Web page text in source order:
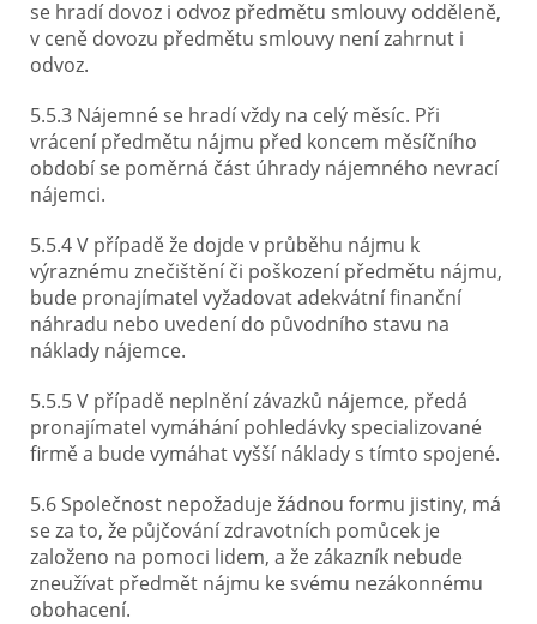
se hradí dovoz i odvoz předmětu smlouvy odděleně,
v ceně dovozu předmětu smlouvy není zahrnut i
odvoz.
5.5.3 Nájemné se hradí vždy na celý měsíc. Při
vrácení předmětu nájmu před koncem měsíčního
období se poměrná část úhrady nájemného nevrací
nájemci.
5.5.4 V případě že dojde v průběhu nájmu k
výraznému znečištění či poškození předmětu nájmu,
bude pronajímatel vyžadovat adekvátní finanční
náhradu nebo uvedení do původního stavu na
náklady nájemce.
5.5.5 V případě neplnění závazků nájemce, předá
pronajímatel vymáhání pohledávky specializované
firmě a bude vymáhat vyšší náklady s tímto spojené.
5.6 Společnost nepožaduje žádnou formu jistiny, má
se za to, že půjčování zdravotních pomůcek je
založeno na pomoci lidem, a že zákazník nebude
zneužívat předmět nájmu ke svému nezákonnému
obohacení.